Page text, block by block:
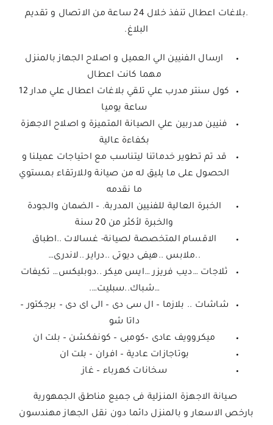
.بلاغات اعطال تنفذ خلال 24 ساعة من الاتصال و تقديم
البلاغ.
ارسال الفنيين الي العميل و اصلاح الجهاز بالمنزل
مهما كانت اعطال
كول سنتر مدرب علي تلقي بلاغات اعطال علي مدار 12
ساعة يوميا
فنيين مدربين علي الصيانة المتميزة و اصلاح الاجهزة
بكفاءة عالية
قد تم تطوير خدماتنا ليتناسب مع احتياجات عميلنا و
الحصول على ما يليق له من صيانة وللارتقاء بمستوي
ما نقدمه
الخبرة العالية للفنيين المدربة. – الضمان والجودة
والخبرة لأكثر من 20 سنة
الاقسام المتخصصة لصيانة- غسالات ..اطباق
..ملابس ..هيفى ديوتى ..دراير ..لاندرى…
ثلاجات …ديب فريزر …ايس ميكر ..دوبليكس… تكيفات
…شباك..سبليت….
شاشات .. بلازما – ال سى دى – الى اى دى – برجكتور –
داتا شو
ميكروويف عادى –كومبى – كونفكشن – بلت ان
بوتاجازات عادية – افران – بلت ان
سخانات كهرباء – غاز
صيانة الاجهزة المنزلية فى جميع مناطق الجمهورية
بارخص الاسعار و بالمنزل دائما دون نقل الجهاز مهندسون